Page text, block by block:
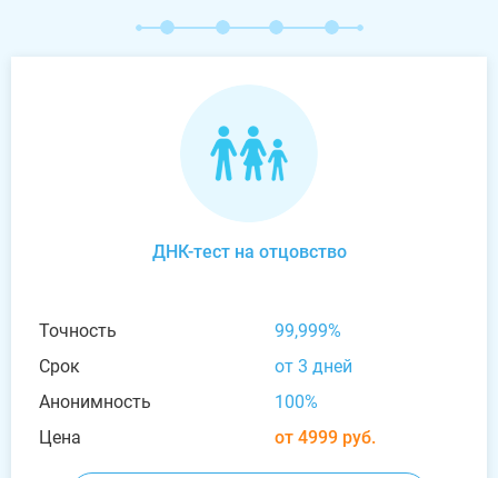
ДНК-тест на отцовство
Точность
99,999%
Срок
от 3 дней
Анонимность
100%
Цена
от 4999 руб.